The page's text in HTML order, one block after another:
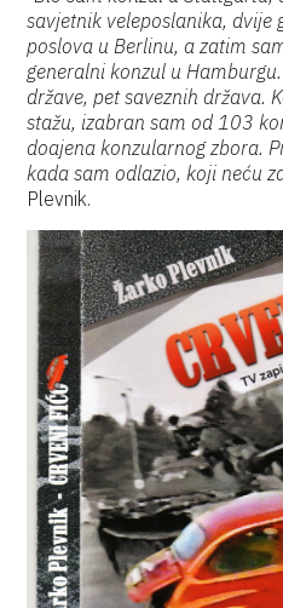
savjetnik veleposlanika, dvije
poslova u Berlinu, a zatim
generalni konzul u
države, pet saveznih država.
stažu, izabran sam od 103
doajena konzularnog zbora.
kada sam odlazio, koji neću
Plevnik.